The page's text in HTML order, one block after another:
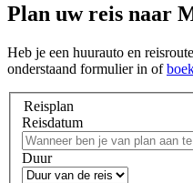
Plan uw reis naar
Heb je een huurauto en
onderstaand formulier in of
Reisplan
Reisdatum
Duur